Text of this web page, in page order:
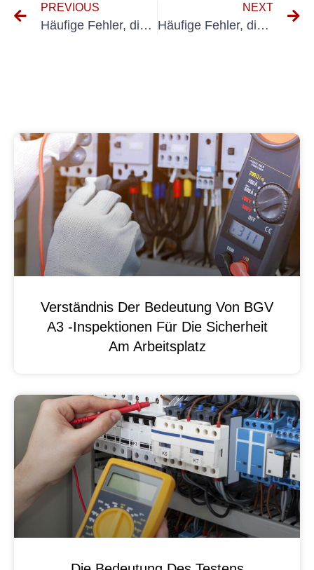
PREVIOUS
Häufige Fehler, die Sie bei der UVV-Prüfung für Überlastbrücken vermeiden sollten
NEXT
Häufige Fehler, die Sie bei Preisliste UVV-Prüfungen vermeiden sollten
Verständnis Der Bedeutung Von BGV
A3 -Inspektionen Für Die Sicherheit
Am Arbeitsplatz